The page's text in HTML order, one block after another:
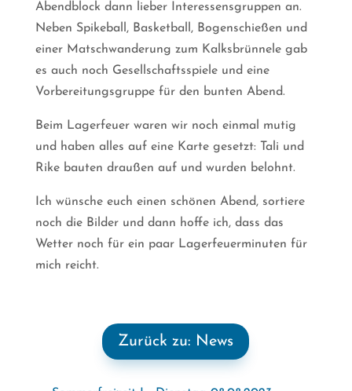
Abendblock dann lieber Interessensgruppen an.
Neben Spikeball, Basketball, Bogenschießen und
einer Matschwanderung zum Kalksbrünnele gab
es auch noch Gesellschaftsspiele und eine
Vorbereitungsgruppe für den bunten Abend.
Beim Lagerfeuer waren wir noch einmal mutig
und haben alles auf eine Karte gesetzt: Tali und
Rike bauten draußen auf und wurden belohnt.
Ich wünsche euch einen schönen Abend, sortiere
noch die Bilder und dann hoffe ich, dass das
Wetter noch für ein paar Lagerfeuerminuten für
mich reicht.
Zurück zu: News